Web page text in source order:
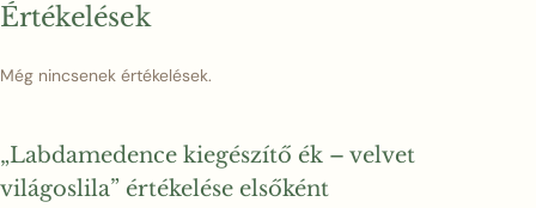
Értékelések
Még nincsenek értékelések.
„Labdamedence kiegészítő ék – velvet
világoslila” értékelése elsőként